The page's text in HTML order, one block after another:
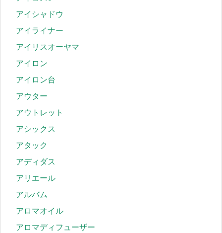
アイシャドウ
アイライナー
アイリスオーヤマ
アイロン
アイロン台
アウター
アウトレット
アシックス
アタック
アディダス
アリエール
アルバム
アロマオイル
アロマディフューザー